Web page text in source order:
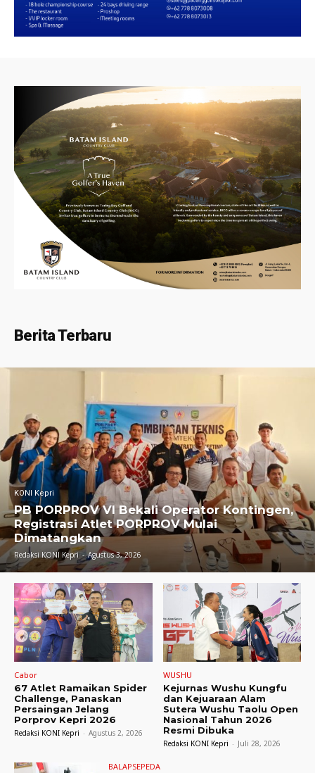
Berita Terbaru
KONI Kepri
PB PORPROV VI Bekali Operator Kontingen,
Registrasi Atlet PORPROV Mulai
Dimatangkan
Redaksi KONI Kepri - Agustus 3, 2026
Cabor
67 Atlet Ramaikan Spider
Challenge, Panaskan
Persaingan Jelang
Porprov Kepri 2026
Redaksi KONI Kepri - Agustus 2, 2026
WUSHU
Kejurnas Wushu Kungfu
dan Kejuaraan Alam
Sutera Wushu Taolu Open
Nasional Tahun 2026
Resmi Dibuka
Redaksi KONI Kepri - Juli 28, 2026
BALAPSEPEDA